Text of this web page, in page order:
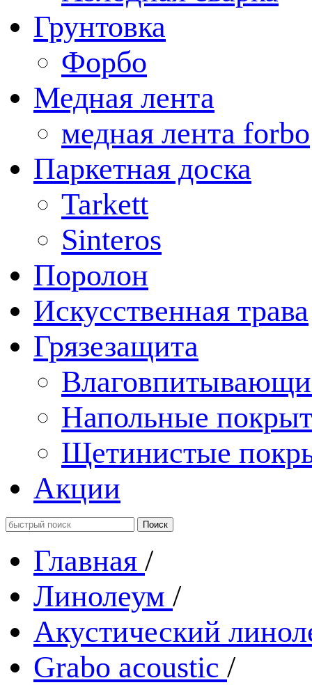
Грунтовка
Форбо
Медная лента
медная лента forbo
Паркетная доска
Tarkett
Sinteros
Поролон
Искусственная трава
Грязезащита
Напольные
Щетинистые
Акции
Главная /
Линолеум /
Акустический
Grabo acoustic /